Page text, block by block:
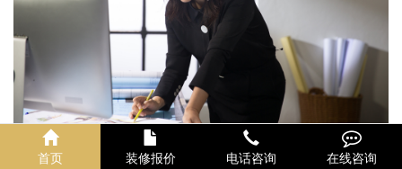
首页 装修报价 电话咨询 在线咨询